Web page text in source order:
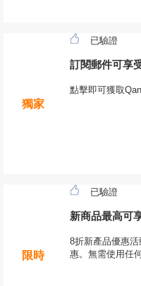
獨家
已驗證
訂閱郵件可享
點擊即可獲取
限時
已驗證
新商品最高可
8折新產品優惠
惠。無需使用任